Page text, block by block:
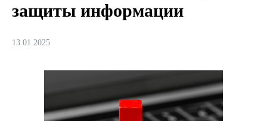
защиты информации
13.01.2025